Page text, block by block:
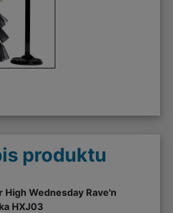
produktu
Wednesday Rave'n
HXJ03